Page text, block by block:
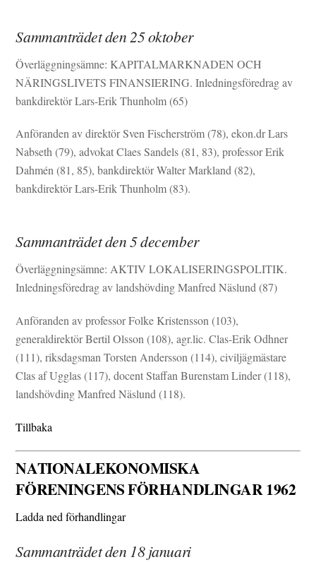
Sammanträdet den 25 oktober
Överläggningsämne: KAPITALMARKNADEN OCH
NÄRINGSLIVETS FINANSIERING. Inledningsföredrag av
bankdirektör Lars-Erik Thunholm (65)
Anföranden av direktör Sven Fischerström (78), ekon.dr Lars
Nabseth (79), advokat Claes Sandels (81, 83), professor Erik
Dahmén (81, 85), bankdirektör Walter Markland (82),
bankdirektör Lars-Erik Thunholm (83).
Sammanträdet den 5 december
Överläggningsämne: AKTIV LOKALISERINGSPOLITIK.
Inledningsföredrag av landshövding Manfred Näslund (87)
Anföranden av professor Folke Kristensson (103),
generaldirektör Bertil Olsson (108), agr.lic. Clas-Erik Odhner
(111), riksdagsman Torsten Andersson (114), civiljägmästare
Clas af Ugglas (117), docent Staffan Burenstam Linder (118),
landshövding Manfred Näslund (118).
Tillbaka
NATIONALEKONOMISKA
FÖRENINGENS FÖRHANDLINGAR 1962
Ladda ned förhandlingar
Sammanträdet den 18 januari